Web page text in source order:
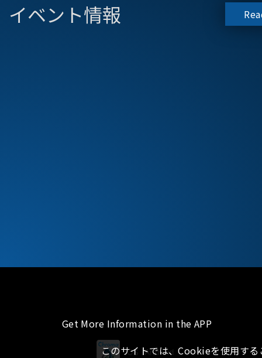
イベント情報
Get More Information in the APP
iOS Android
このサイトでは、Cookieを使用す